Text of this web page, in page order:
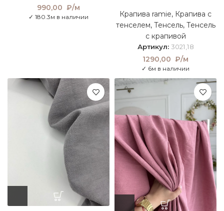
990,00 ₽/м
✓ 180.3м в наличии Крапива ramie, Крапива с
тенселем, Тенсель, Тенсель
с крапивой
Артикул: 3021,18
1290,00 ₽/м
✓ 6м в наличии